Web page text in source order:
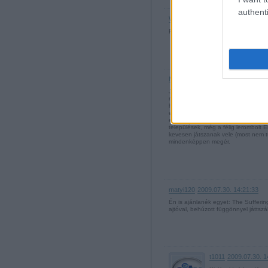
Woody-
Remek ötlet, Freddy, legalább
Máté92 2009.07.30. 14:12:52
Jó videó lett! Én is ajánlanék 1et: a
motorját használja, lehet
hackelni a rögzített gépágyúkat,
erősíteni (gránátvető, légkalapács,
exoskeleton ruha, amivel ki lehet
települések, még a félig lerombolt
kevesen játszanak vele (most nem
mindenképpen megér.
matyi120 2009.07.30. 14:21:33
Én is ajánlanék egyet: The
ajtóval, behúzott függönnyel
t1011 2009.07.30.